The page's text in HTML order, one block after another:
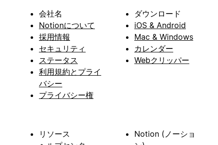
会社名
Notionについて
採用情報
セキュリティ
ステータス
利用規約とプライ
バシー
プライバシー権
ダウンロード
iOS & Android
Mac & Windows
カレンダー
Webクリッパー
リソース
Notion (ノーショ